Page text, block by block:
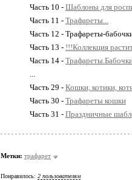
Часть 10 - Шаблоны для
Часть 11 - Трафареты...
Часть 12 - Трафареты-
Часть 13 - !!!Коллекция
Часть 14 -
...
Часть 29 - Кошки, котики,
Часть 30 - Трафареты кошки
Часть 31 - Праздничные
Метки: трафарет
Понравилось: 2 пользователям